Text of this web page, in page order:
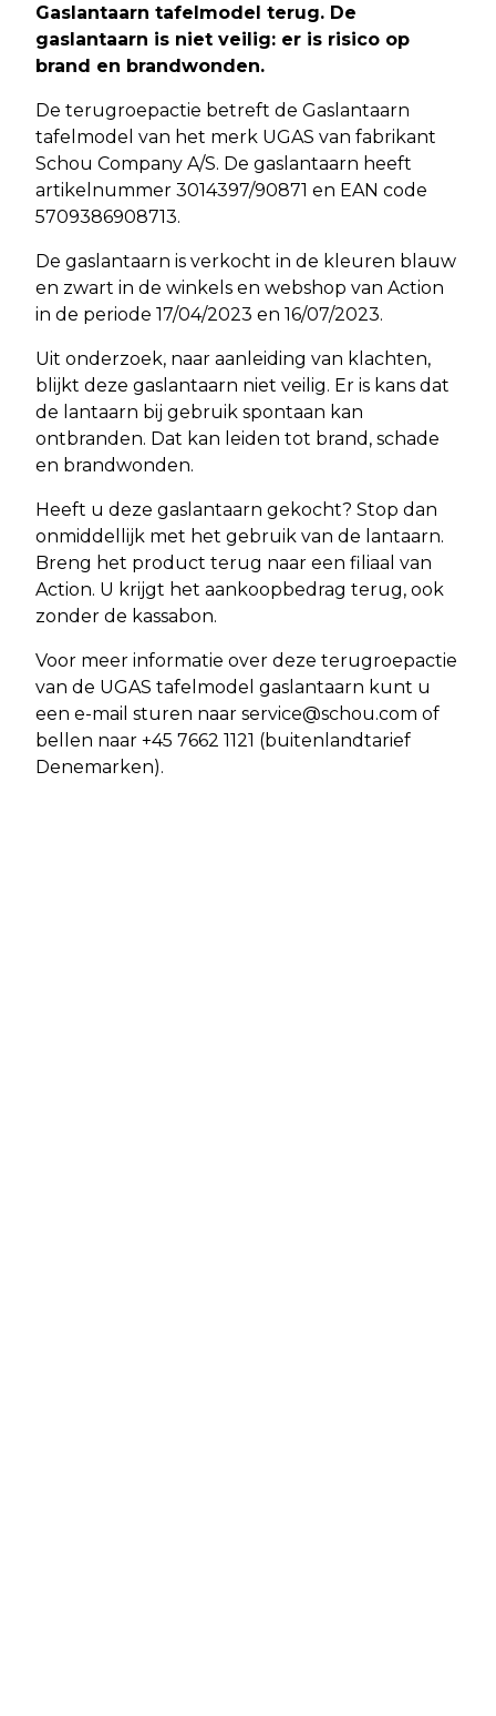
Gaslantaarn tafelmodel terug. De
gaslantaarn is niet veilig: er is risico op
brand en brandwonden.
De terugroepactie betreft de Gaslantaarn
tafelmodel van het merk UGAS van fabrikant
Schou Company A/S. De gaslantaarn heeft
artikelnummer 3014397/90871 en EAN code
5709386908713.
De gaslantaarn is verkocht in de kleuren blauw
en zwart in de winkels en webshop van Action
in de periode 17/04/2023 en 16/07/2023.
Uit onderzoek, naar aanleiding van klachten,
blijkt deze gaslantaarn niet veilig. Er is kans dat
de lantaarn bij gebruik spontaan kan
ontbranden. Dat kan leiden tot brand, schade
en brandwonden.
Heeft u deze gaslantaarn gekocht? Stop dan
onmiddellijk met het gebruik van de lantaarn.
Breng het product terug naar een filiaal van
Action. U krijgt het aankoopbedrag terug, ook
zonder de kassabon.
Voor meer informatie over deze terugroepactie
van de UGAS tafelmodel gaslantaarn kunt u
een e-mail sturen naar service@schou.com of
bellen naar +45 7662 1121 (buitenlandtarief
Denemarken).